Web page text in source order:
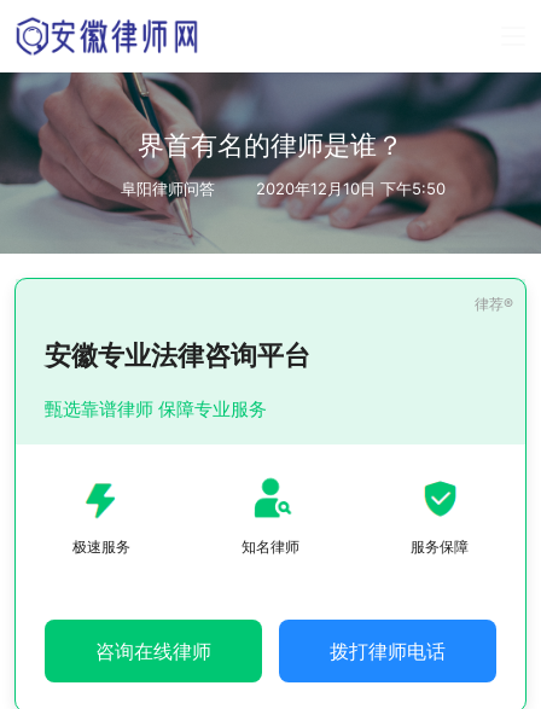
界首有名的律师是谁？
阜阳律师问答 2020年12月10日 下午5:50
安徽专业法律咨询平台
甄选靠谱律师 保障专业服务
极速服务 知名律师 服务保障
咨询在线律师 拨打律师电话